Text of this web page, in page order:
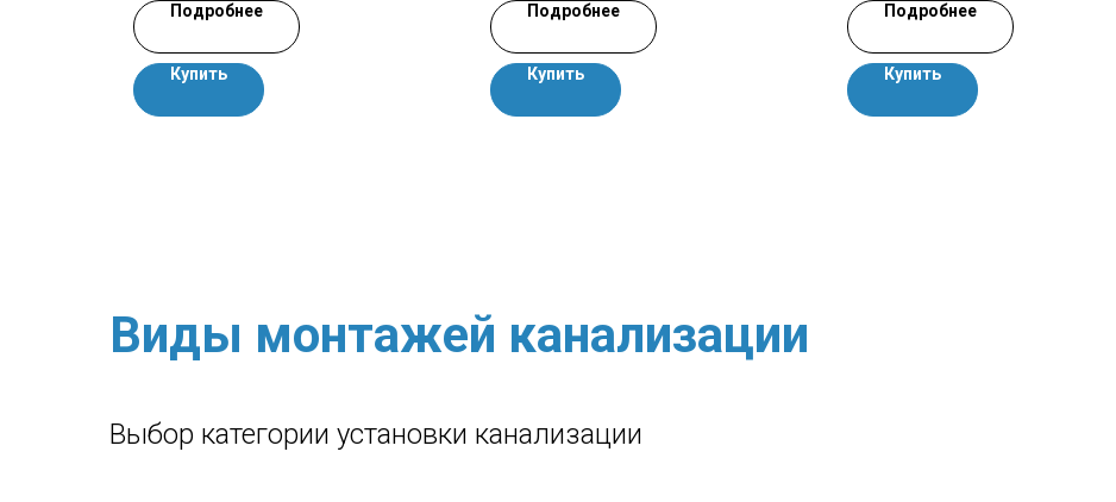
Подробнее
Купить
Подробнее
Купить
Подробнее
Купить
Виды монтажей канализации
Выбор категории установки канализации